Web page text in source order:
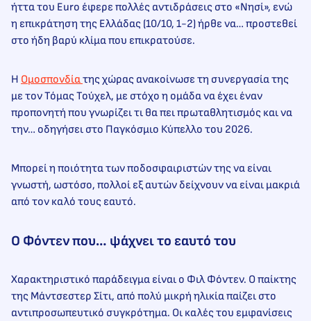
ήττα του Euro έφερε πολλές αντιδράσεις στο «Νησί», ενώ
η επικράτηση της Ελλάδας (10/10, 1-2) ήρθε να… προστεθεί
στο ήδη βαρύ κλίμα που επικρατούσε.
Η Ομοσπονδίατης χώρας ανακοίνωσε τη συνεργασία της
με τον Τόμας Τούχελ, με στόχο η ομάδα να έχει έναν
προπονητή που γνωρίζει τι θα πει πρωταθλητισμός και να
την… οδηγήσει στο Παγκόσμιο Κύπελλο του 2026.
Μπορεί η ποιότητα των ποδοσφαιριστών της να είναι
γνωστή, ωστόσο, πολλοί εξ αυτών δείχνουν να είναι μακριά
από τον καλό τους εαυτό.
Ο Φόντεν που… ψάχνει το εαυτό του
Χαρακτηριστικό παράδειγμα είναι ο Φιλ Φόντεν. Ο παίκτης
της Μάντσεστερ Σίτι, από πολύ μικρή ηλικία παίζει στο
αντιπροσωπευτικό συγκρότημα. Οι καλές του εμφανίσεις